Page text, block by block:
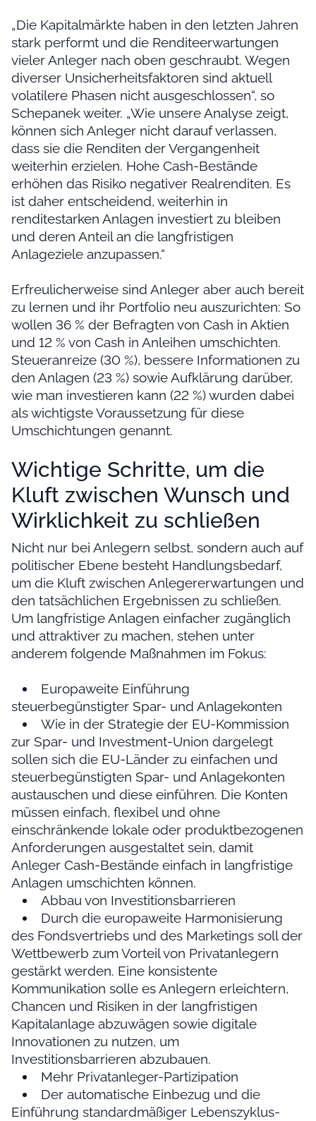
„Die Kapitalmärkte haben in den letzten Jahren
stark performt und die Renditeerwartungen
vieler Anleger nach oben geschraubt. Wegen
diverser Unsicherheitsfaktoren sind aktuell
volatilere Phasen nicht ausgeschlossen“, so
Schepanek weiter. „Wie unsere Analyse zeigt,
können sich Anleger nicht darauf verlassen,
dass sie die Renditen der Vergangenheit
weiterhin erzielen. Hohe Cash-Bestände
erhöhen das Risiko negativer Realrenditen. Es
ist daher entscheidend, weiterhin in
renditestarken Anlagen investiert zu bleiben
und deren Anteil an die langfristigen
Anlageziele anzupassen.“
Erfreulicherweise sind Anleger aber auch bereit
zu lernen und ihr Portfolio neu auszurichten: So
wollen 36 % der Befragten von Cash in Aktien
und 12 % von Cash in Anleihen umschichten.
Steueranreize (30 %), bessere Informationen zu
den Anlagen (23 %) sowie Aufklärung darüber,
wie man investieren kann (22 %) wurden dabei
als wichtigste Voraussetzung für diese
Umschichtungen genannt.
Wichtige Schritte, um die
Kluft zwischen Wunsch und
Wirklichkeit zu schließen
Nicht nur bei Anlegern selbst, sondern auch auf
politischer Ebene besteht Handlungsbedarf,
um die Kluft zwischen Anlegererwartungen und
den tatsächlichen Ergebnissen zu schließen.
Um langfristige Anlagen einfacher zugänglich
und attraktiver zu machen, stehen unter
anderem folgende Maßnahmen im Fokus:
Europaweite Einführung
steuerbegünstigter Spar- und Anlagekonten
Wie in der Strategie der EU-Kommission
zur Spar- und Investment-Union dargelegt
sollen sich die EU-Länder zu einfachen und
steuerbegünstigten Spar- und Anlagekonten
austauschen und diese einführen. Die Konten
müssen einfach, flexibel und ohne
einschränkende lokale oder produktbezogenen
Anforderungen ausgestaltet sein, damit
Anleger Cash-Bestände einfach in langfristige
Anlagen umschichten können.
Abbau von Investitionsbarrieren
Durch die europaweite Harmonisierung
des Fondsvertriebs und des Marketings soll der
Wettbewerb zum Vorteil von Privatanlegern
gestärkt werden. Eine konsistente
Kommunikation solle es Anlegern erleichtern,
Chancen und Risiken in der langfristigen
Kapitalanlage abzuwägen sowie digitale
Innovationen zu nutzen, um
Investitionsbarrieren abzubauen.
Mehr Privatanleger-Partizipation
Der automatische Einbezug und die
Einführung standardmäßiger Lebenszyklus-